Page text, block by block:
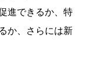
進できるか、特
か、さらには新